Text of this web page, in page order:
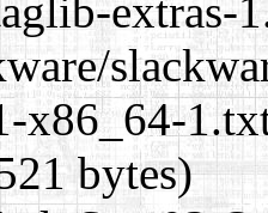
extras-
x86_64-
bytes)